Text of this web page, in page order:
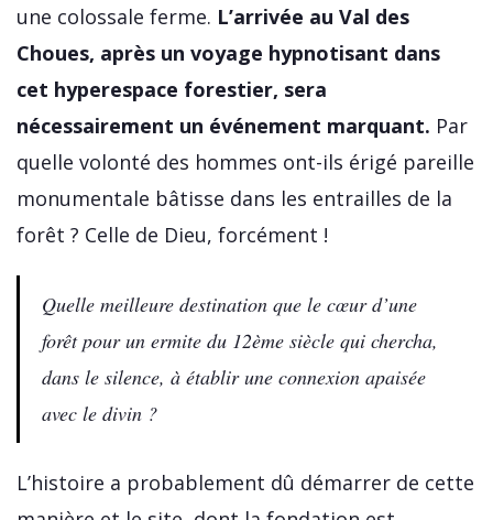
une colossale ferme. L’arrivée au Val des
Choues, après un voyage hypnotisant dans
cet hyperespace forestier, sera
nécessairement un événement marquant. Par
quelle volonté des hommes ont-ils érigé pareille
monumentale bâtisse dans les entrailles de la
forêt ? Celle de Dieu, forcément !
Quelle meilleure destination que le cœur d’une
forêt pour un ermite du 12ème siècle qui chercha,
dans le silence, à établir une connexion apaisée
avec le divin ?
L’histoire a probablement dû démarrer de cette